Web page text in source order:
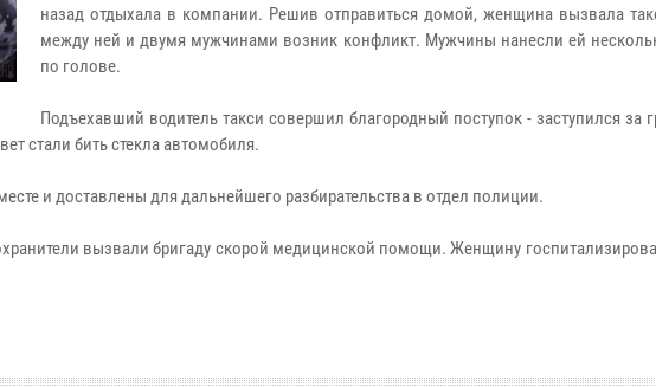
назад отдыхала в компании. Решив отправиться домой, женщина вызвала
между ней и двумя мужчинами возник конфликт. Мужчины нанесли ей
по голове.
Подъехавший водитель такси совершил благородный поступок - заступился за
стали бить стекла автомобиля.
и доставлены для дальнейшего разбирательства в отдел полиции.
вызвали бригаду скорой медицинской помощи. Женщину